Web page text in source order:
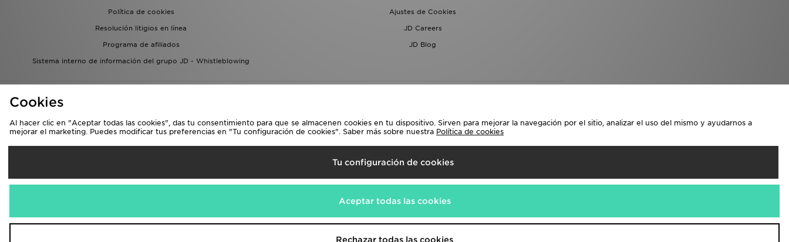
Política de cookies
Ajustes de Cookies
Resolución litigios en línea
JD Careers
Programa de afiliados
JD Blog
Sistema interno de información del grupo JD - Whistleblowing
Selecciona País
Aceptamos las siguientes formas de pago
www.jdplc.com
Cookies
Al hacer clic en "Aceptar todas las cookies", das tu consentimiento para que se almacenen cookies en tu dispositivo. Sirven para mejorar la navegación por el sitio, analizar el uso del mismo y ayudarnos a
mejorar el marketing. Puedes modificar tus preferencias en "Tu configuración de cookies". Saber más sobre nuestra Política de cookies
Tu configuración de cookies
Aceptar todas las cookies
Rechazar todas las cookies